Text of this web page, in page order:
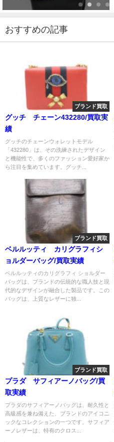
おすすめの記事
ブランド買取
グッチ チェーン432280/買取実
績
グッチのチェーンウォレットモデル
「432280」は、その洗練されたデザイン
と機能性で、多くのファッション愛好家か
ら注目を集めています。グッチ...
ブランド買取
ベルルッティ カリグラフィシ
ョルダーバッグ/買取実績
ベルルッティのカリグラフィ ショルダー
バッグは、ブランドの伝統的な職人技と現
代的なデザインが融合した製品です。この
バッグは、上質なレザーに独...
ブランド買取
プラダ サフィアーノバッグ/買
取実績
プラダのサフィアーノバッグは、耐久性と
高級感を兼ね備えた、ブランドのアイコニ
ックなコレクションの一つです。サフィア
ーノレザーは、特有のクロス...